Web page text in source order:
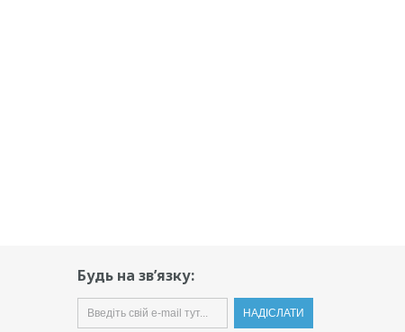
Будь на зв’язку: